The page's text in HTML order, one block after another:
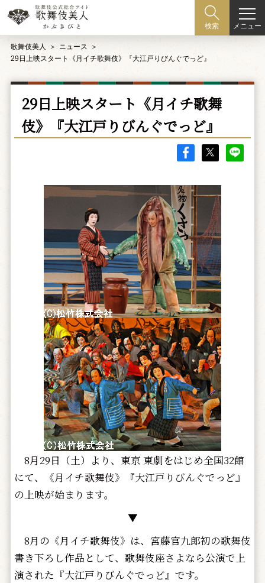
検索 メニュー
歌舞伎美人
ニュース
29日上映スタート《月イチ歌舞伎》『大江戸りびんぐでっど』
29日上映スタート《月イチ歌舞
伎》『大江戸りびんぐでっど』
8月29日（土）より、東京 東劇をはじめ全国32館
にて、《月イチ歌舞伎》『大江戸りびんぐでっど』
の上映が始まります。
▼
8月の《月イチ歌舞伎》は、宮藤官九郎初の歌舞伎
書き下ろし作品として、歌舞伎座さよなら公演で上
演された『大江戸りびんぐでっど』です。